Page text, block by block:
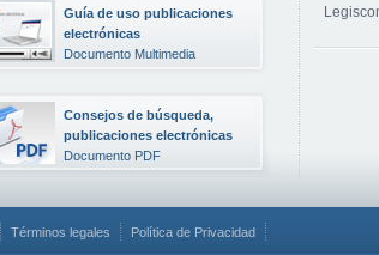
Guía de uso publicaciones
electrónicas
Documento Multimedia
Consejos de búsqueda,
publicaciones electrónicas
Documento PDF
Términos legales Política de Privacidad